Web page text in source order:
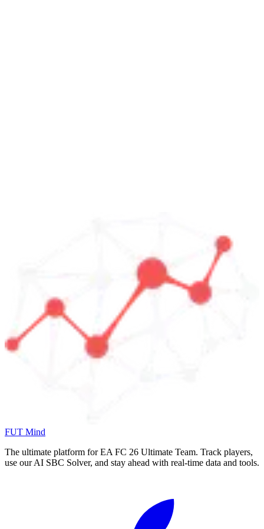
FUT Mind
The ultimate platform for EA FC 26 Ultimate Team. Track players,
use our AI SBC Solver, and stay ahead with real-time data and tools.